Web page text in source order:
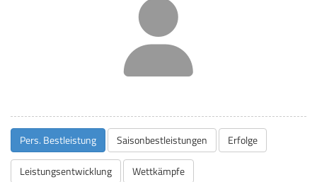
Pers. Bestleistung Saisonbestleistungen Erfolge
Leistungsentwicklung Wettkämpfe